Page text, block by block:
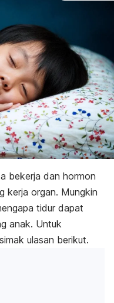
bekerja dan hormon
kerja organ. Mungkin
tidur dapat
anak. Untuk
ulasan berikut.